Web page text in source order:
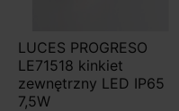
LUCES PROGRESO
LE71518 kinkiet
zewnętrzny LED IP65
7,5W